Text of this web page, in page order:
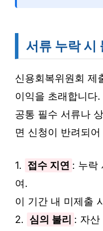
서류 누락 시
신용회복위원회 제
이익을 초래합니다.
공통 필수 서류나
면 신청이 반려되
1. 접수 지연 : 누락
여.
이 기간 내 미제출
2. 심의 불리 : 자산